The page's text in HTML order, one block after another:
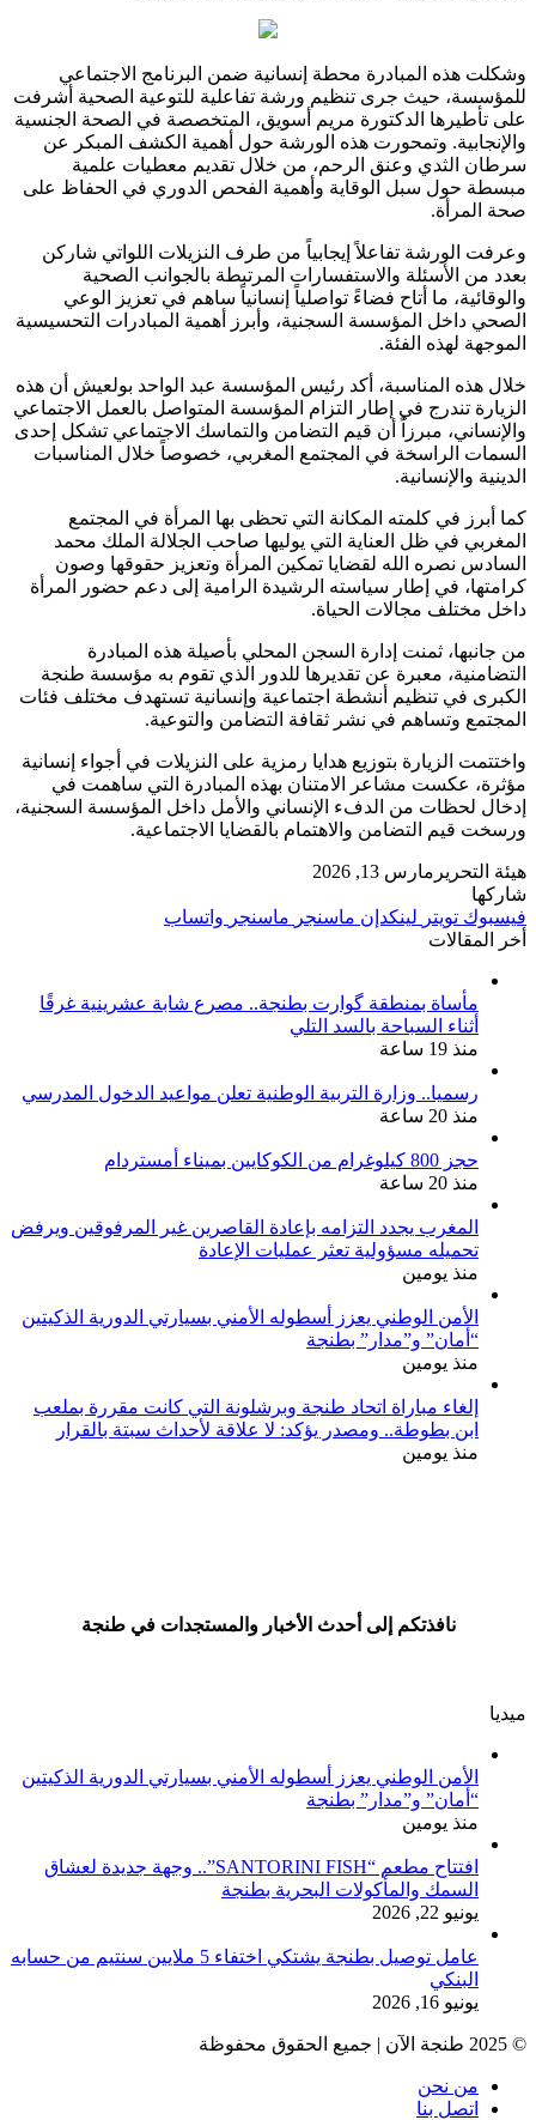
وشكلت هذه المبادرة محطة إنسانية ضمن البرنامج الاجتماعي
للمؤسسة، حيث جرى تنظيم ورشة تفاعلية للتوعية الصحية أشرفت
على تأطيرها الدكتورة مريم أسويق، المتخصصة في الصحة الجنسية
والإنجابية. وتمحورت هذه الورشة حول أهمية الكشف المبكر عن
سرطان الثدي وعنق الرحم، من خلال تقديم معطيات علمية
مبسطة حول سبل الوقاية وأهمية الفحص الدوري في الحفاظ على
صحة المرأة.
وعرفت الورشة تفاعلاً إيجابياً من طرف النزيلات اللواتي شاركن
بعدد من الأسئلة والاستفسارات المرتبطة بالجوانب الصحية
والوقائية، ما أتاح فضاءً تواصلياً إنسانياً ساهم في تعزيز الوعي
الصحي داخل المؤسسة السجنية، وأبرز أهمية المبادرات التحسيسية
الموجهة لهذه الفئة.
خلال هذه المناسبة، أكد رئيس المؤسسة عبد الواحد بولعيش أن هذه
الزيارة تندرج في إطار التزام المؤسسة المتواصل بالعمل الاجتماعي
والإنساني، مبرزاً أن قيم التضامن والتماسك الاجتماعي تشكل إحدى
السمات الراسخة في المجتمع المغربي، خصوصاً خلال المناسبات
الدينية والإنسانية.
كما أبرز في كلمته المكانة التي تحظى بها المرأة في المجتمع
المغربي في ظل العناية التي يوليها صاحب الجلالة الملك محمد
السادس نصره الله لقضايا تمكين المرأة وتعزيز حقوقها وصون
كرامتها، في إطار سياسته الرشيدة الرامية إلى دعم حضور المرأة
داخل مختلف مجالات الحياة.
من جانبها، ثمنت إدارة السجن المحلي بأصيلة هذه المبادرة
التضامنية، معبرة عن تقديرها للدور الذي تقوم به مؤسسة طنجة
الكبرى في تنظيم أنشطة اجتماعية وإنسانية تستهدف مختلف فئات
المجتمع وتساهم في نشر ثقافة التضامن والتوعية.
واختتمت الزيارة بتوزيع هدايا رمزية على النزيلات في أجواء إنسانية
مؤثرة، عكست مشاعر الامتنان بهذه المبادرة التي ساهمت في
إدخال لحظات من الدفء الإنساني والأمل داخل المؤسسة السجنية،
ورسخت قيم التضامن والاهتمام بالقضايا الاجتماعية.
هيئة التحرير مارس 13, 2026
شاركها
فيسبوك تويتر لينكدإن ماسنجر ماسنجر واتساب
أخر المقالات
مأساة بمنطقة گوارت بطنجة.. مصرع شابة عشرينية غرقًا
أثناء السباحة بالسد التلي
منذ 19 ساعة
رسميا.. وزارة التربية الوطنية تعلن مواعيد الدخول المدرسي
منذ 20 ساعة
حجز 800 كيلوغرام من الكوكايين بميناء أمستردام
منذ 20 ساعة
المغرب يجدد التزامه بإعادة القاصرين غير المرفوقين ويرفض
تحميله مسؤولية تعثر عمليات الإعادة
منذ يومين
الأمن الوطني يعزز أسطوله الأمني بسيارتي الدورية الذكيتين
“أمان” و”مدار” بطنجة
منذ يومين
إلغاء مباراة اتحاد طنجة وبرشلونة التي كانت مقررة بملعب
ابن بطوطة.. ومصدر يؤكد: لا علاقة لأحداث سبتة بالقرار
منذ يومين
نافذتكم إلى أحدث الأخبار والمستجدات في طنجة
ميديا
الأمن الوطني يعزز أسطوله الأمني بسيارتي الدورية الذكيتين
“أمان” و”مدار” بطنجة
منذ يومين
افتتاح مطعم “SANTORINI FISH”.. وجهة جديدة لعشاق
السمك والمأكولات البحرية بطنجة
يونيو 22, 2026
عامل توصيل بطنجة يشتكي اختفاء 5 ملايين سنتيم من حسابه
البنكي
يونيو 16, 2026
© 2025 طنجة الآن | جميع الحقوق محفوظة
من نحن
اتصل بنا